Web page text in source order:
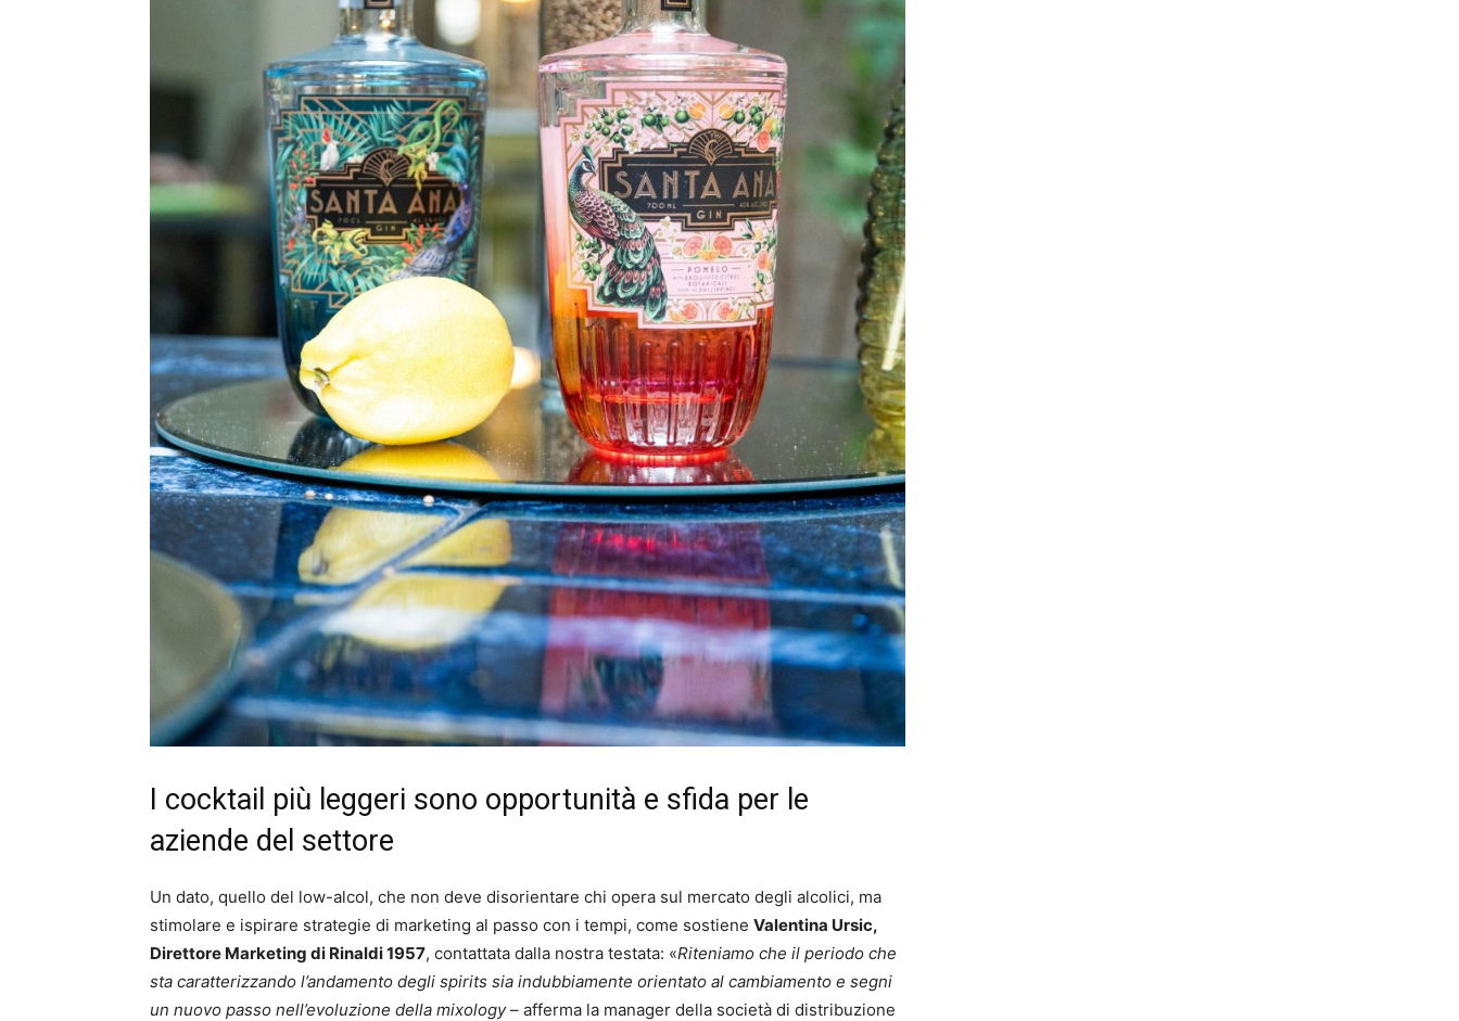
I cocktail più leggeri sono opportunità e sfida per le
aziende del settore
Un dato, quello del low-alcol, che non deve disorientare chi opera sul mercato degli alcolici, ma
stimolare e ispirare strategie di marketing al passo con i tempi, come sostiene Valentina Ursic,
Direttore Marketing di Rinaldi 1957, contattata dalla nostra testata: «Riteniamo che il periodo che
sta caratterizzando l’andamento degli spirits sia indubbiamente orientato al cambiamento e segni
un nuovo passo nell’evoluzione della mixology– afferma la manager della società di distribuzione